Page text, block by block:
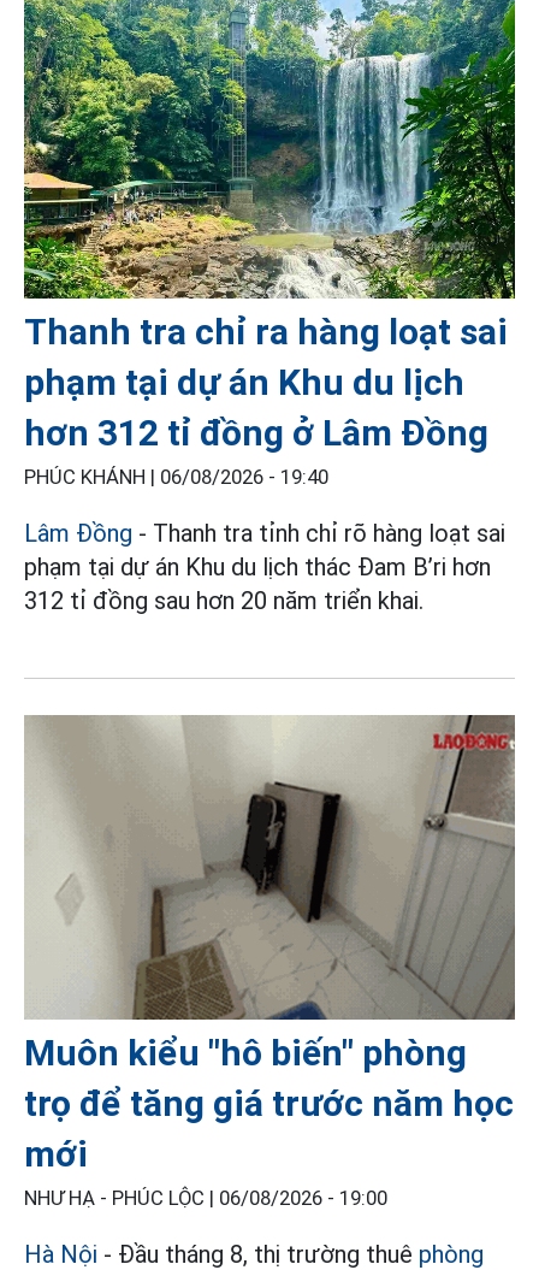
Thanh tra chỉ ra hàng loạt sai
phạm tại dự án Khu du lịch
hơn 312 tỉ đồng ở Lâm Đồng
PHÚC KHÁNH | 06/08/2026 - 19:40
Lâm Đồng - Thanh tra tỉnh chỉ rõ hàng loạt sai
phạm tại dự án Khu du lịch thác Đam B’ri hơn
312 tỉ đồng sau hơn 20 năm triển khai.
Muôn kiểu "hô biến" phòng
trọ để tăng giá trước năm học
mới
NHƯ HẠ - PHÚC LỘC | 06/08/2026 - 19:00
Hà Nội - Đầu tháng 8, thị trường thuê phòng